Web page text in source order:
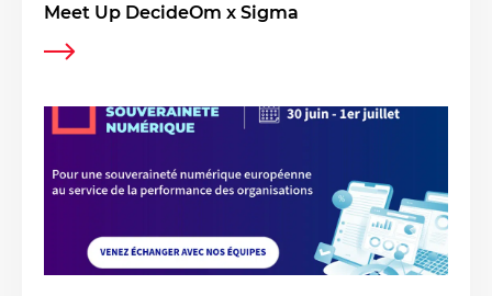
Meet Up DecideOm x Sigma